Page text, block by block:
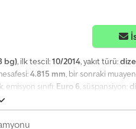
bg), ilk tescil:10/2014, yakıt türü:
4.815 mm , bir sonraki
, emisyon sınıfı: Euro 6 , süspansiyon:
mm, Donanım:hidrolik arka
- Özel araçlar - Araç filoları